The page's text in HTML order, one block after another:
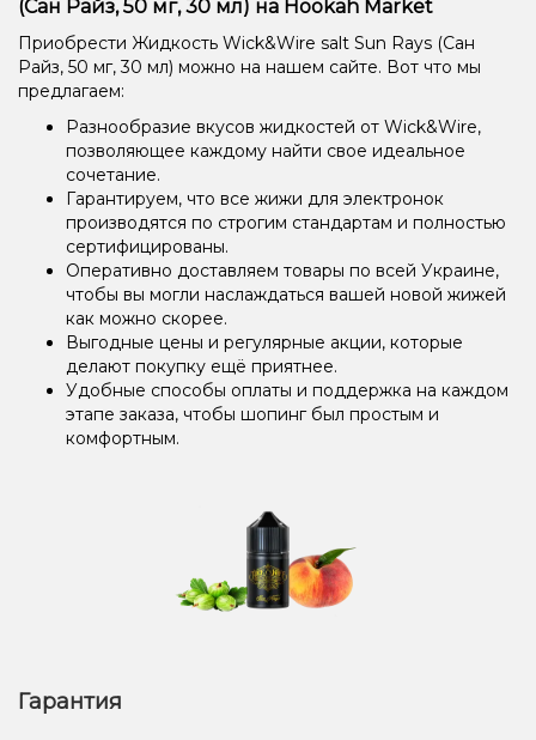
(Сан Райз, 50 мг, 30 мл) на Hookah Market
Приобрести Жидкость Wick&Wire salt Sun Rays (Сан
Райз, 50 мг, 30 мл) можно на нашем сайте. Вот что мы
предлагаем:
Разнообразие вкусов жидкостей от Wick&Wire,
позволяющее каждому найти свое идеальное
сочетание.
Гарантируем, что все жижи для электронок
производятся по строгим стандартам и полностью
сертифицированы.
Оперативно доставляем товары по всей Украине,
чтобы вы могли наслаждаться вашей новой жижей
как можно скорее.
Выгодные цены и регулярные акции, которые
делают покупку ещё приятнее.
Удобные способы оплаты и поддержка на каждом
этапе заказа, чтобы шопинг был простым и
комфортным.
Гарантия